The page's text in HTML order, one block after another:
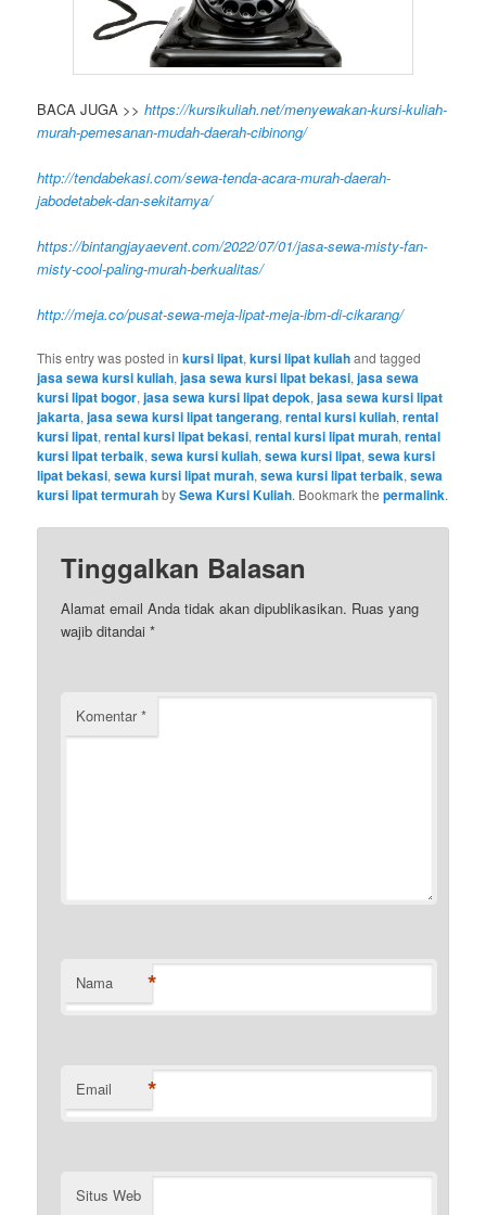
BACA JUGA >>https://kursikuliah.net/menyewakan-kursi-kuliah-
murah-pemesanan-mudah-daerah-cibinong/
http://tendabekasi.com/sewa-tenda-acara-murah-daerah-
jabodetabek-dan-sekitarnya/
https://bintangjayaevent.com/2022/07/01/jasa-sewa-misty-fan-
misty-cool-paling-murah-berkualitas/
http://meja.co/pusat-sewa-meja-lipat-meja-ibm-di-cikarang/
This entry was posted inkursi lipat,kursi lipat kuliahand tagged
jasa sewa kursi kuliah,jasa sewa kursi lipat bekasi,jasa sewa
kursi lipat bogor,jasa sewa kursi lipat depok,jasa sewa kursi lipat
jakarta,jasa sewa kursi lipat tangerang,rental kursi kuliah,rental
kursi lipat,rental kursi lipat bekasi,rental kursi lipat murah,rental
kursi lipat terbaik,sewa kursi kuliah,sewa kursi lipat,sewa kursi
lipat bekasi,sewa kursi lipat murah,sewa kursi lipat terbaik,sewa
kursi lipat termurahbySewa Kursi Kuliah. Bookmark thepermalink.
Tinggalkan Balasan
Alamat email Anda tidak akan dipublikasikan. Ruas yang
wajib ditandai*
Komentar*
Nama *
Email *
Situs Web